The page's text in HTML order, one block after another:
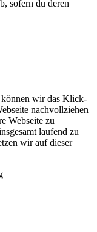
sofern du deren
können wir das Klick-
nachvollziehen
Webseite zu
laufend zu
wir auf dieser